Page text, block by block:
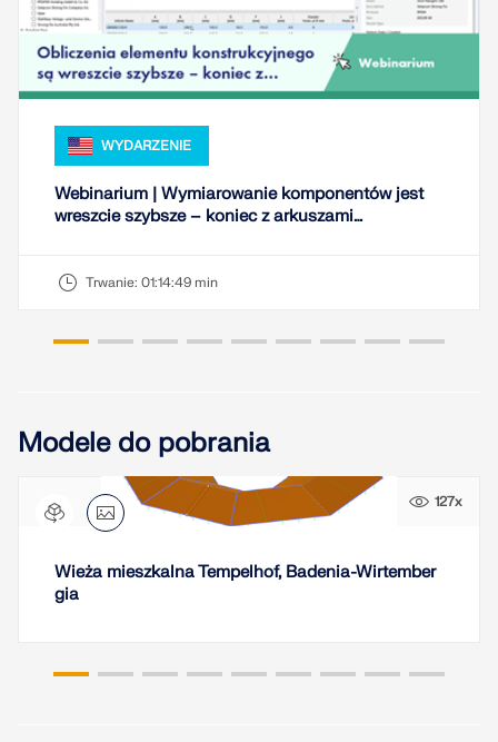
WYDARZENIE
Webinarium | Wymiarowanie komponentów jest
wreszcie szybsze – koniec z arkuszami
Trwanie: 01:14:49 min
Modele do pobrania
127x
Wieża mieszkalna Tempelhof, Badenia-Wirtember
gia